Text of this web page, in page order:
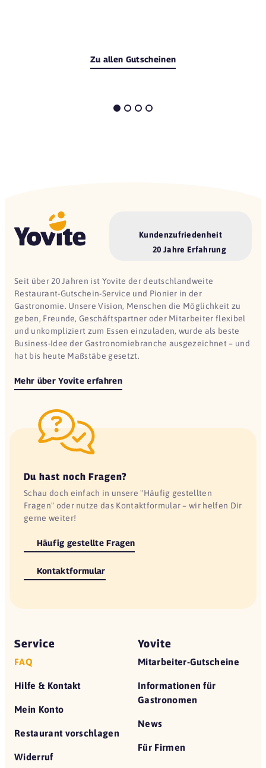
Zu allen Gutscheinen
Kundenzufriedenheit
20 Jahre Erfahrung
Seit über 20 Jahren ist Yovite der deutschlandweite
Restaurant-Gutschein-Service und Pionier in der
Gastronomie. Unsere Vision, Menschen die Möglichkeit zu
geben, Freunde, Geschäftspartner oder Mitarbeiter flexibel
und unkompliziert zum Essen einzuladen, wurde als beste
Business-Idee der Gastronomiebranche ausgezeichnet – und
hat bis heute Maßstäbe gesetzt.
Mehr über Yovite erfahren
Du hast noch Fragen?
Schau doch einfach in unsere "Häufig gestellten
Fragen" oder nutze das Kontaktformular – wir helfen Dir
gerne weiter!
Häufig gestellte Fragen
Kontaktformular
Service
FAQ
Hilfe & Kontakt
Mein Konto
Restaurant vorschlagen
Widerruf
Yovite
Mitarbeiter-Gutscheine
Informationen für
Gastronomen
News
Für Firmen